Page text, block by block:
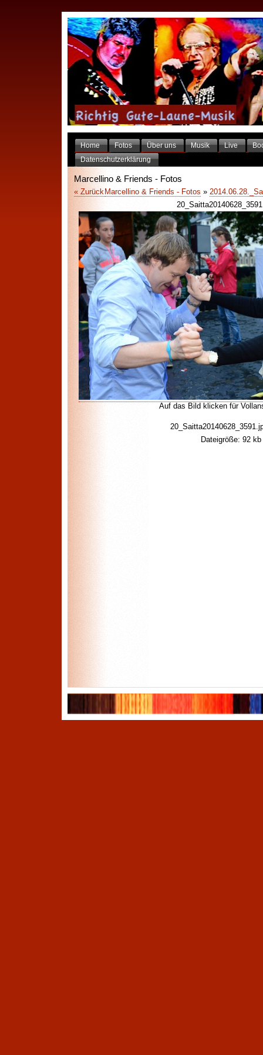
Home Fotos Über uns Musik Live
Datenschutzerklärung
Marcellino & Friends - Fotos
Marcellino & Friends - Fotos »
« Zurück
20_Saitta20140628_3591
Auf das Bild klicken für
Dateigröße: 92 kb